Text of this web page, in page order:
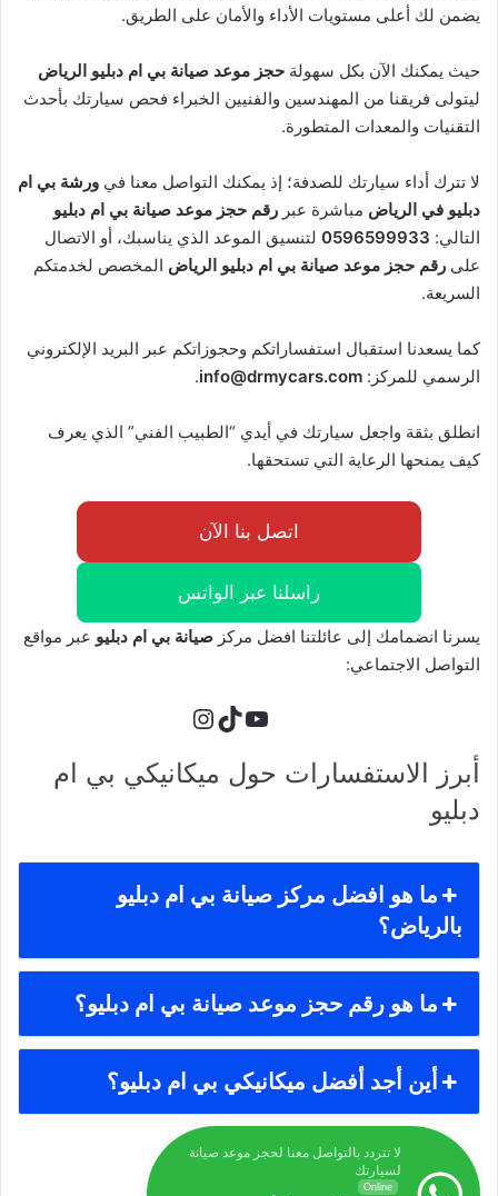
يضمن لك أعلى مستويات الأداء والأمان على الطريق.
حيث يمكنك الآن بكل سهولة حجز موعد صيانة بي ام دبليو الرياض
ليتولى فريقنا من المهندسين والفنيين الخبراء فحص سيارتك بأحدث
التقنيات والمعدات المتطورة.
لا تترك أداء سيارتك للصدفة؛ إذ يمكنك التواصل معنا في ورشة بي ام
دبليو في الرياض مباشرة عبر رقم حجز موعد صيانة بي ام دبليو
التالي: 0596599933 لتنسيق الموعد الذي يناسبك، أو الاتصال
على رقم حجز موعد صيانة بي ام دبليو الرياض المخصص لخدمتكم
السريعة.
كما يسعدنا استقبال استفساراتكم وحجوزاتكم عبر البريد الإلكتروني
الرسمي للمركز: info@drmycars.com
.
انطلق بثقة واجعل سيارتك في أيدي “الطبيب الفني” الذي يعرف
كيف يمنحها الرعاية التي تستحقها.
اتصل بنا الآن
راسلنا عبر الواتس
يسرنا انضمامك إلى عائلتنا افضل مركز صيانة بي ام دبليو عبر مواقع
التواصل الاجتماعي:
يوتيوب
تيك توكإنستجرام
أبرز الاستفسارات حول ميكانيكي بي ام
دبليو
ما هو افضل مركز صيانة بي ام دبليو
بالرياض؟
ما هو رقم حجز موعد صيانة بي ام دبليو؟
أين أجد أفضل ميكانيكي بي ام دبليو؟
لا تتردد بالتواصل معنا لحجز موعد صيانة
لسيارتك
Online